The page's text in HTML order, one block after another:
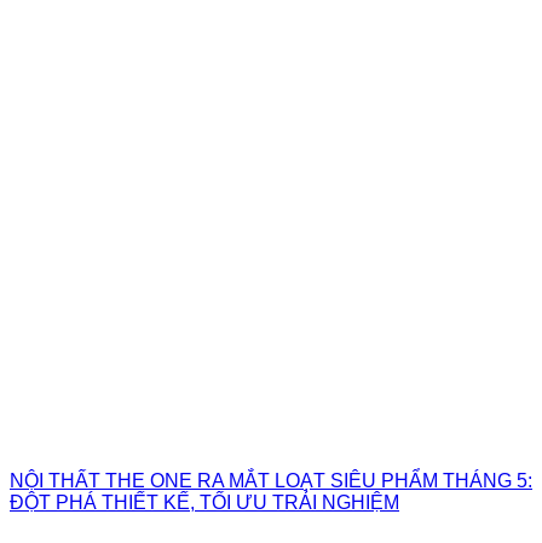
NỘI THẤT THE ONE RA MẮT LOẠT SIÊU PHẨM THÁNG 5:
ĐỘT PHÁ THIẾT KẾ, TỐI ƯU TRẢI NGHIỆM